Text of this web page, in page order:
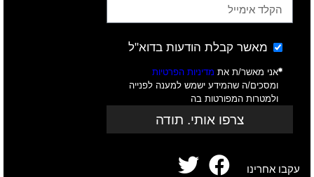
מאשר קבלת הודעות בדוא"ל
אני מאשר/ת את מדיניות הפרטיות
ומסכים/ה שהמידע ישמש למענה לפנייה
ולמטרות המפורטות בה
צרפו אותי. תודה
עקבו אחרינו